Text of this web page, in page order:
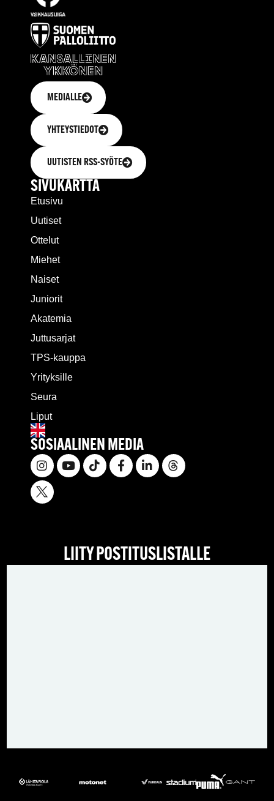
MEDIALLE
YHTEYSTIEDOT
UUTISTEN RSS-SYÖTE
SIVUKARTTA
Etusivu
Uutiset
Ottelut
Miehet
Naiset
Juniorit
Akatemia
Juttusarjat
TPS-kauppa
Yrityksille
Seura
Liput
SOSIAALINEN MEDIA
LIITY POSTITUSLISTALLE